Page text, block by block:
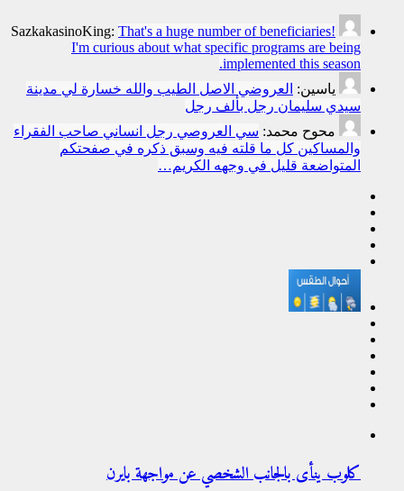
SazkakasinoKing: That's a huge number of beneficiaries!
I'm curious about what specific programs are being
implemented this season.
ياسين: العروضي الاصل الطيب والله خسارة لي مدينة
سيدي سليمان رجل بألف رجل
محوح محمد: سي العروصي رجل انساني صاحب الفقراء
والمساكين كل ما قلته فيه وسبق ذكره في صفحتكم
المتواضعة قليل في وجهه الكريم…
كلوب ينأى بالجانب الشخصي عن مواجهة بايرن